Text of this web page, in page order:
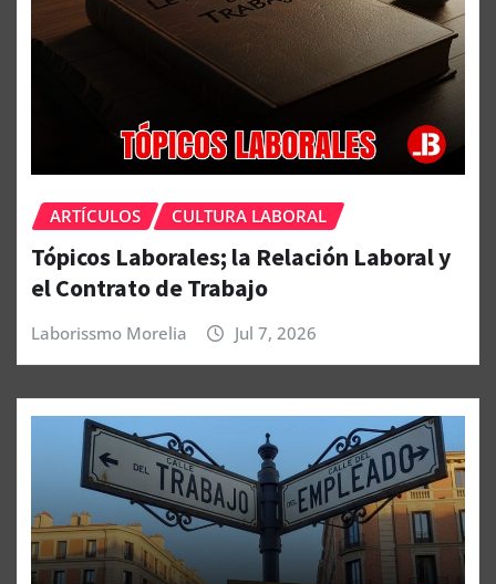
ARTÍCULOS CULTURA LABORAL
Tópicos Laborales; la Relación Laboral y
el Contrato de Trabajo
Laborissmo Morelia Jul 7, 2026